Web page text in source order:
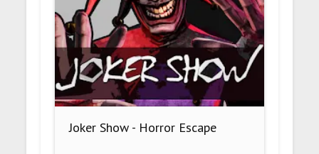
Joker Show - Horror Escape